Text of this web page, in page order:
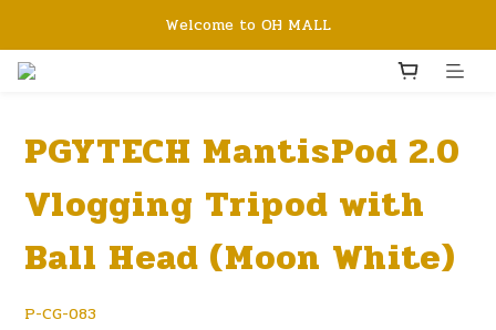
Welcome to OH MALL
PGYTECH MantisPod 2.0
Vlogging Tripod with
Ball Head (Moon White)
P-CG-083